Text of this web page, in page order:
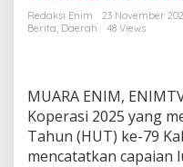
Redaksi Enim
23 November
Berita, Daerah 48 Views
MUARA ENIM,
Koperasi 2025 yang
Tahun (HUT) ke-79
mencatatkan capaian